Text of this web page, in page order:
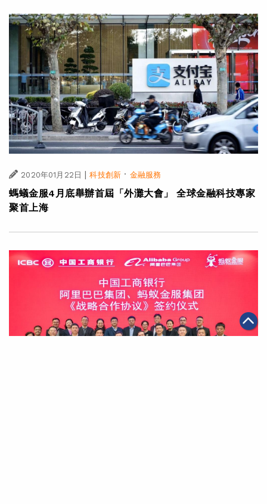
2020年01月22日 | 科技創新 · 金融服務
螞蟻金服4月底舉辦首屆「外灘大會」 全球金融科技專家
聚首上海